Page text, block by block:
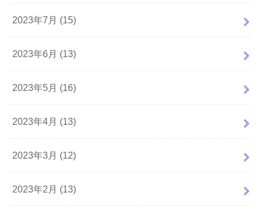
2023年7月 (15)
2023年6月 (13)
2023年5月 (16)
2023年4月 (13)
2023年3月 (12)
2023年2月 (13)